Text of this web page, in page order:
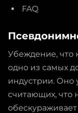
FAQ
Убеждение, что
одно из самых
индустрии. Оно
считающих, что